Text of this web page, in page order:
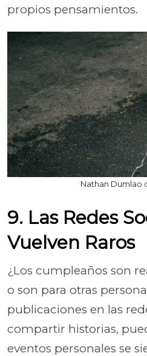
propios pensamientos.
Nathan Dumlao
9. Las Redes
Vuelven Raros
¿Los cumpleaños son
o son para otras
publicaciones en las
compartir historias,
eventos personales se